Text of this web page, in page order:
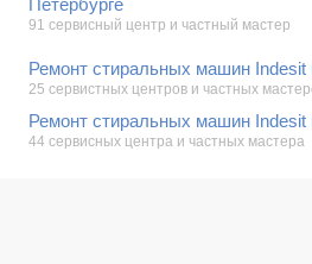
Петербурге
91 сервисный центр и частный мастер
Ремонт стиральных машин Indesit
25 сервистных центров и частных
Ремонт стиральных машин Indesit
44 сервисных центра и частных мастера